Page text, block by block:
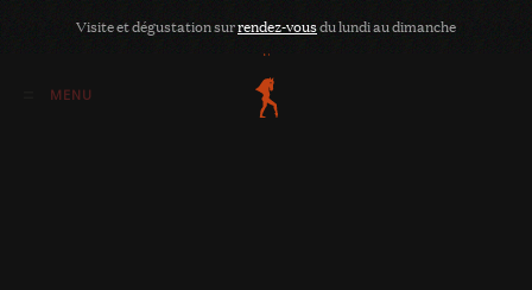
Visite et dégustation surrendez-vousdu lundi au dimanche
«Macération de Couronneau» a été ajouté à votre panier.